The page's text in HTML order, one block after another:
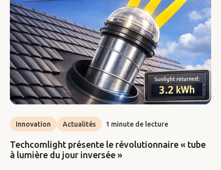
Innovation Actualités 1 minute de lecture
Techcomlight présente le révolutionnaire « tube
à lumière du jour inversée »